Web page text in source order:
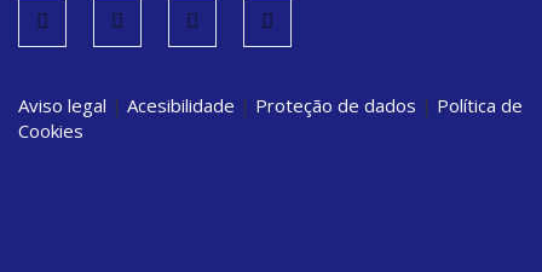
Aviso legal | Acesibilidade | Proteção de dados | Política de
Cookies